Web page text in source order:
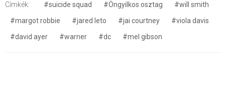
Címkék: #suicide squad #Öngyilkos osztag
#will smith
#margot robbie
#jared leto #jai courtney
#viola davis
#david ayer
#warner #dc #mel gibson